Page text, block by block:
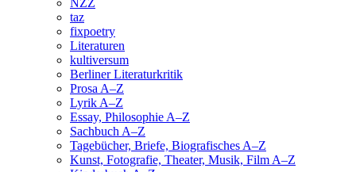
NZZ
taz
fixpoetry
Literaturen
kultiversum
Berliner Literaturkritik
Prosa A–Z
Lyrik A–Z
Essay, Philosophie A–Z
Sachbuch A–Z
Tagebücher, Briefe, Biografisches A–Z
Kunst, Fotografie, Theater, Musik, Film A–Z